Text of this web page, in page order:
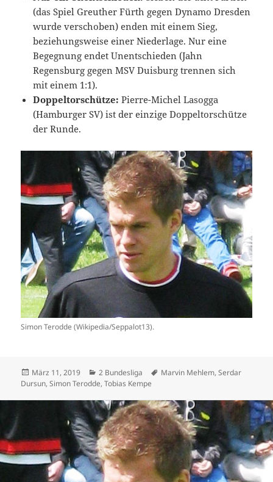
(das Spiel Greuther Fürth gegen Dynamo Dresden
wurde verschoben) enden mit einem Sieg,
beziehungsweise einer Niederlage. Nur eine
Begegnung endet Unentschieden (Jahn
Regensburg gegen MSV Duisburg trennen sich
mit einem 1:1).
Doppeltorschütze: Pierre-Michel Lasogga
(Hamburger SV) ist der einzige Doppeltorschütze
der Runde.
Simon Terodde (Wikipedia/Seppalot13).
Veröffentlicht
am
März 11, 2019 Kategorien
2 Bundesliga Schlagwörter
Marvin Mehlem,Serdar
Dursun,Simon Terodde,Tobias Kempe